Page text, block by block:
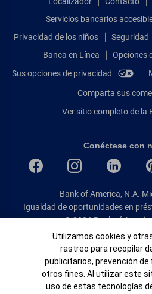
Servicios bancarios
Privacidad de los niños
Seguridad
Banca en Línea
Opciones
Sus opciones de privacidad
Comparta
Ver sitio completo de la
Conéctese con
Bank of America, N.A.
Igualdad de oportunidades en
© 2026 Bank of
Todos Los Derechos
Patente:
Banner de Cookies
Utilizamos cookies y
rastreo para recopilar
publicitarios, prevención de
otros fines. Al utilizar este
uso de estas tecnologías